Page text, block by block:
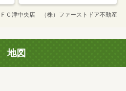
Ｃ津中央店 （株）ファーストドア不動産
地図